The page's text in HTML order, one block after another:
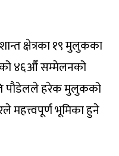
क्षेत्रका १९ मुलुकका
४६औँ सम्मेलनको
पौडेलले हरेक मुलुकको
महत्त्वपूर्ण भूमिका हुने